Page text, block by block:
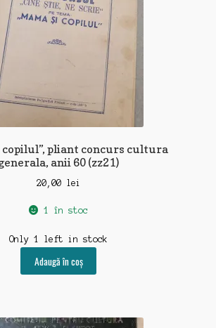
copilul”, pliant concurs cultura
anii 60 (zz21)
20,00 lei
1 în stoc
Only 1 left in stock
Adaugă în coș